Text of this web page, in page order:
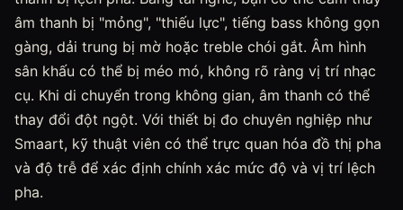
âm thanh bị "mỏng", "thiếu lực", tiếng bass không gọn
gàng, dải trung bị mờ hoặc treble chói gắt. Âm hình
sân khấu có thể bị méo mó, không rõ ràng vị trí nhạc
cụ. Khi di chuyển trong không gian, âm thanh có thể
thay đổi đột ngột. Với thiết bị đo chuyên nghiệp như
Smaart, kỹ thuật viên có thể trực quan hóa đồ thị pha
và độ trễ để xác định chính xác mức độ và vị trí lệch
pha.